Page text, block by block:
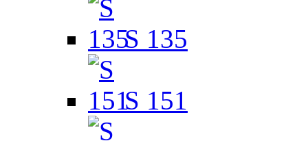
S 135
S 151